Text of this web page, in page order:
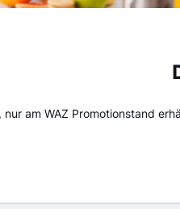
am WAZ Promotionstand